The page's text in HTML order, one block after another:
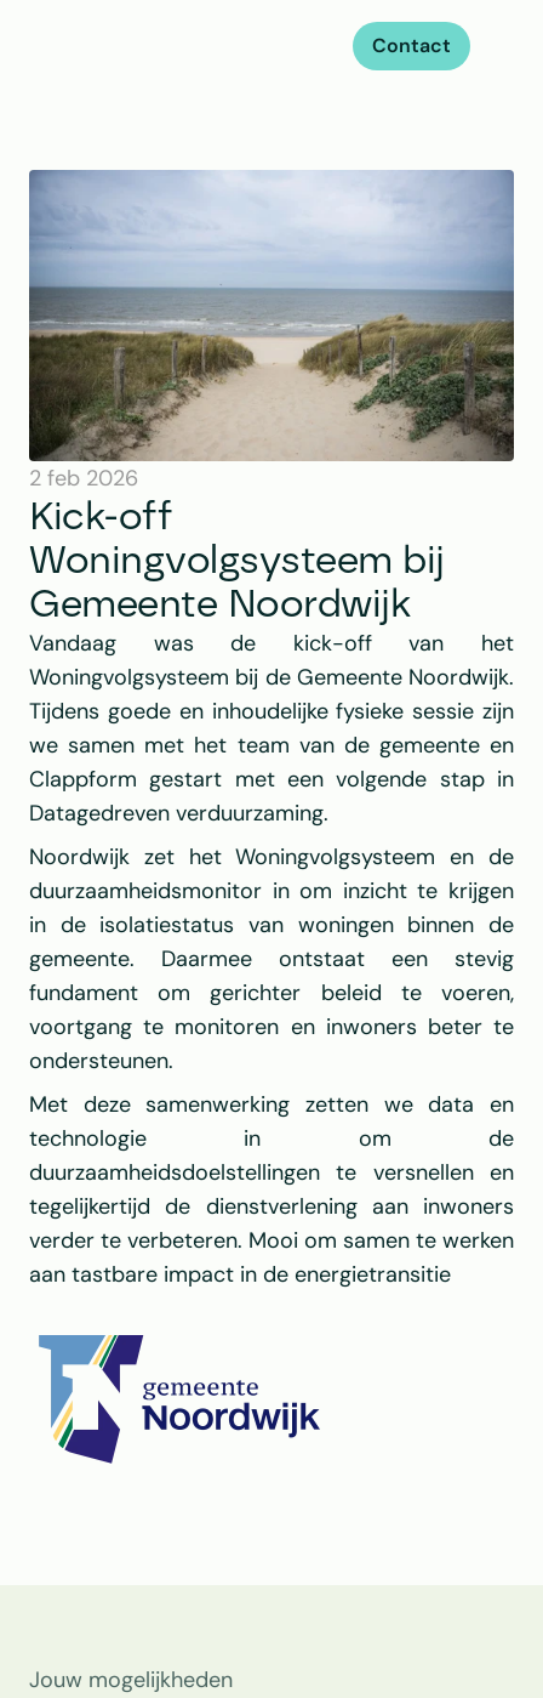
Contact
2 feb 2026
Kick-off
Woningvolgsysteem bij
Gemeente Noordwijk
Vandaag was de kick-off van het
Woningvolgsysteem bij de Gemeente Noordwijk.
Tijdens goede en inhoudelijke fysieke sessie zijn
Clappform gestart met een volgende stap in
Datagedreven verduurzaming.
Noordwijk zet het Woningvolgsysteem en de
duurzaamheidsmonitor in om inzicht te krijgen
in de isolatiestatus van woningen binnen de
gemeente. Daarmee ontstaat een stevig
fundament om gerichter beleid te voeren,
voortgang te monitoren en inwoners beter te
ondersteunen.
Met deze samenwerking zetten we data en
technologie in om de
duurzaamheidsdoelstellingen te versnellen en
tegelijkertijd de dienstverlening aan inwoners
verder te verbeteren. Mooi om samen te werken
aan tastbare impact in de energietransitie
Jouw mogelijkheden